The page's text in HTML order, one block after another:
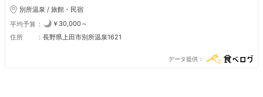
別所温泉 / 旅館・民宿
平均予算
￥30,000～
住所
長野県上田市別所温泉1621
データ提供